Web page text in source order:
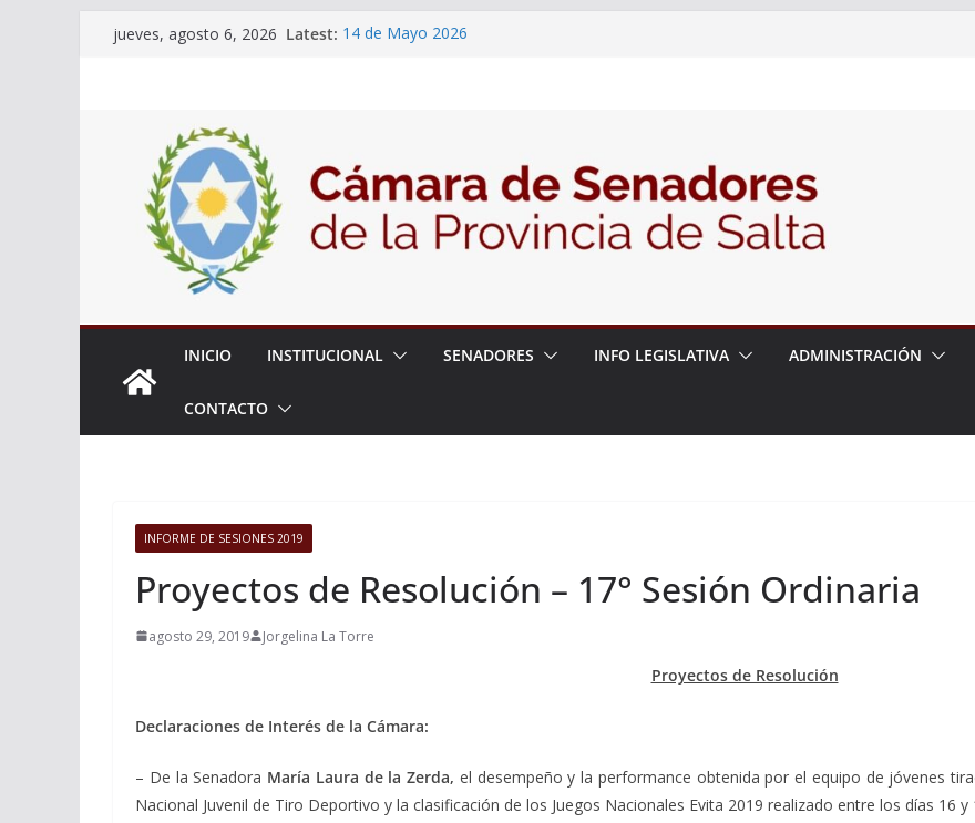
jueves, agosto 6, 2026 Latest: 14 de Mayo 2026
Adjudicacion Simple N° 27/26
INICIO INSTITUCIONAL SENADORES INFO LEGISLATIVA ADMINISTRACIÓN
CONTACTO
INFORME DE SESIONES 2019
Proyectos de Resolución – 17° Sesión Ordinaria
agosto 29, 2019 Jorgelina La Torre
Proyectos de Resolución
Declaraciones de Interés de la Cámara:
– De la Senadora María Laura de la Zerda, el desempeño y la performance obtenida por el equipo de jóvenes
Nacional Juvenil de Tiro Deportivo y la clasificación de los Juegos Nacionales Evita 2019 realizado entre los días 16 y